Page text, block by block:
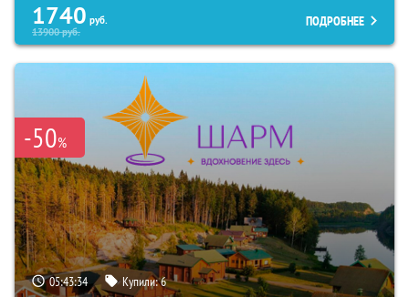
1740 руб.
13900руб.
ПОДРОБНЕЕ
-50%
05:43:32 Купили:6